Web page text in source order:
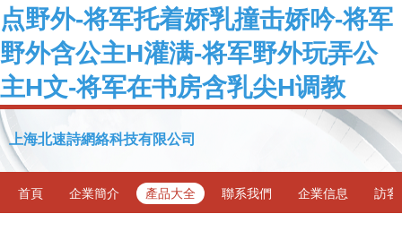
点野外-将军托着娇乳撞击娇吟-将军
野外含公主H灌满-将军野外玩弄公
主H文-将军在书房含乳尖H调教
上海北速詩網絡科技有限公司
首頁 企業簡介 產品大全 聯系我們 企業信息 訪客